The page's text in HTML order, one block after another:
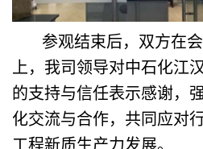
参观结束后，双方在
上，我司领导对中石化江
的支持与信任表示感谢，
化交流与合作，共同应对
工程新质生产力发展。